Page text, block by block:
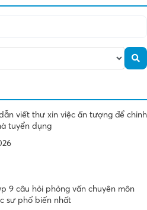
viết thư xin việc ấn tượng để chinh
tuyển dụng
9 câu hỏi phỏng vấn chuyên môn
sư phổ biến nhất